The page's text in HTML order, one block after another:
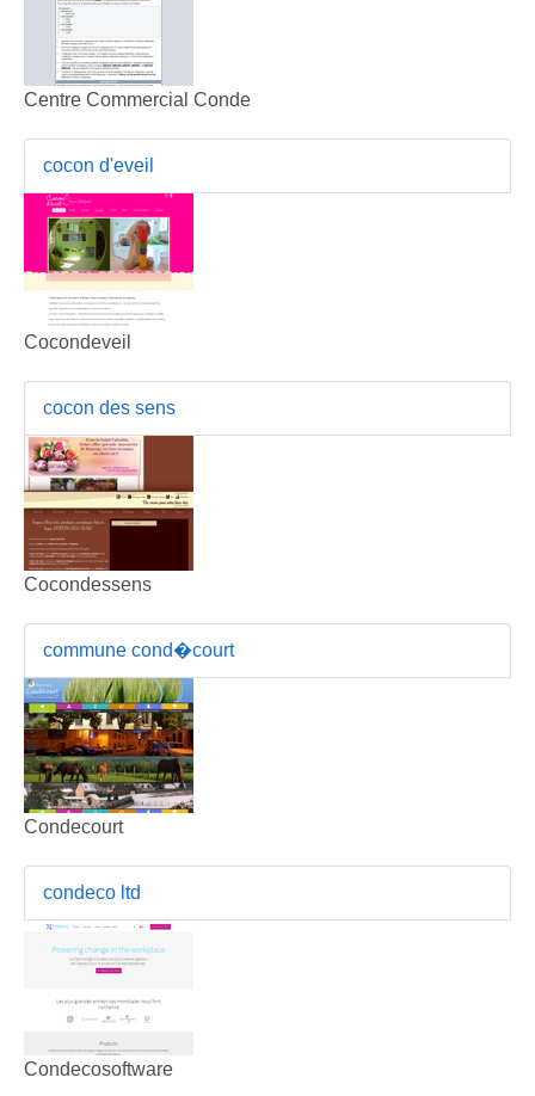
Centre Commercial Conde
cocon d'eveil
Cocondeveil
cocon des sens
Cocondessens
commune cond�court
Condecourt
condeco ltd
Condecosoftware